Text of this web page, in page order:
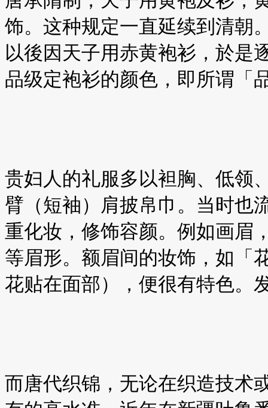
饰。这种规定一直延续到清朝
以後因天子用赤黄袍衫，於是
品级定袍衫的颜色，即所谓「
贵妇人的礼服多以袒胸、低领
臂（短袖）肩披帛巾。当时也
重化妆，修饰容颜。例如画眉
等眉形。额眉间的妆饰，如「
花贴在面部），便很有特色。
而唐代织锦，无论在织造技术